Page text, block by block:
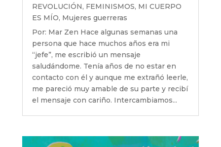
REVOLUCIÓN, FEMINISMOS, MI CUERPO
ES MÍO, Mujeres guerreras
Por: Mar Zen Hace algunas semanas una
persona que hace muchos años era mi
“jefe”, me escribió un mensaje
saludándome. Tenía años de no estar en
contacto con él y aunque me extrañó leerle,
me pareció muy amable de su parte y recibí
el mensaje con cariño. Intercambiamos...